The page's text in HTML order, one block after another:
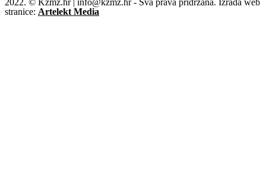
2022. © Kzmz.hr | info@kzmz.hr - Sva prava pridržana. Izrada web
stranice: Artelekt Media